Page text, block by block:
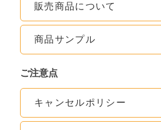
販売商品について
商品サンプル
ご注意点
キャンセルポリシー